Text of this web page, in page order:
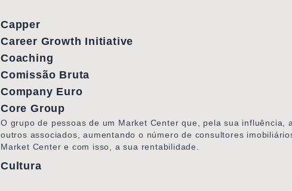
Capper
Career Growth Initiative
Coaching
Comissão Bruta
Company Euro
Core Group
O grupo de pessoas de um Market Center que, pela sua influência,
outros associados, aumentando o número de consultores
Market Center e com isso, a sua rentabilidade.
Cultura